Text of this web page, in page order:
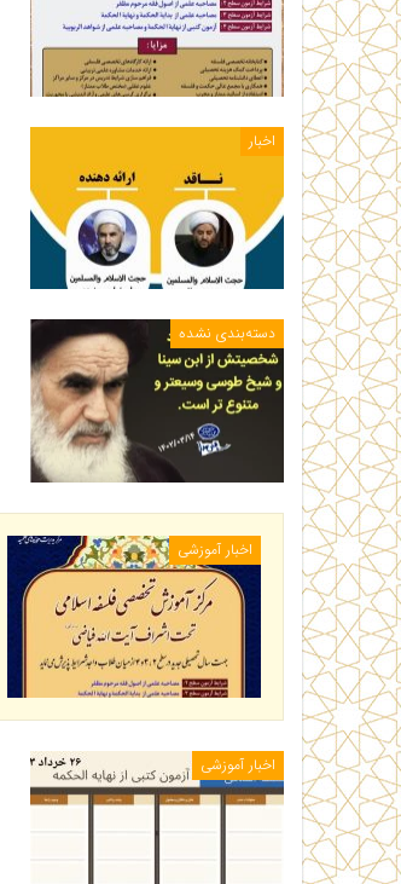
اخبار
دسته‌بندی نشده
اخبار آموزشی
اخبار آموزشی